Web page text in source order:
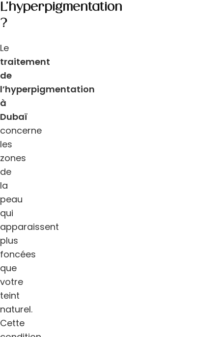
L’hyperpigmentation
?
Le
traitement
de
l’hyperpigmentation
à
Dubaï
concerne
les
zones
de
la
peau
qui
apparaissent
plus
foncées
que
votre
teint
naturel.
Cette